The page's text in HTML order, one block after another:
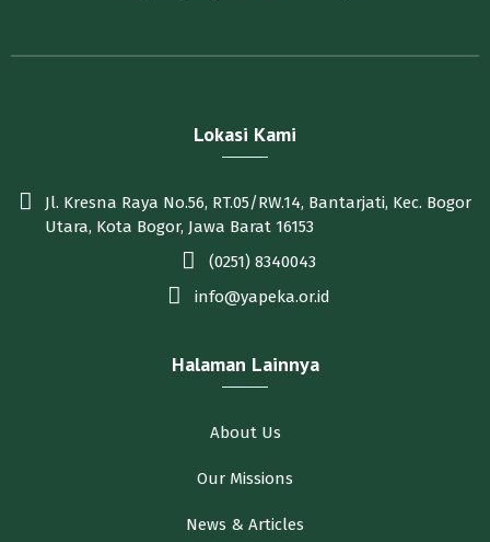
Lokasi Kami
Jl. Kresna Raya No.56, RT.05/RW.14, Bantarjati, Kec. Bogor
Utara, Kota Bogor, Jawa Barat 16153
(0251) 8340043
info@yapeka.or.id
Halaman Lainnya
About Us
Our Missions
News & Articles